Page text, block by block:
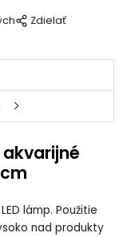
Zdielať
akvarijné
lámp. Použitie
nad produkty